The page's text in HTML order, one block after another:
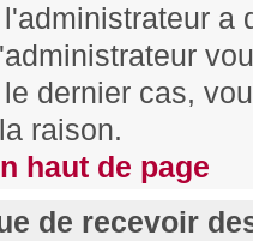
a
dernier cas,
raison.
haut de page
de recevoir